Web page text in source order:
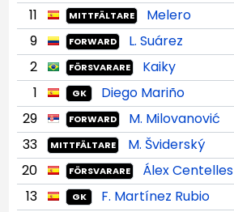
11 MITTFÄLTARE Melero
9 FORWARD L. Suárez
2 FÖRSVARARE Kaiky
1 GK
Diego Mariño
29
FORWARD
M. Milovanović
33
MITTFÄLTARE
M. Šviderský
20
FÖRSVARARE
Álex Centelles
13
GK
F. Martínez Rubio